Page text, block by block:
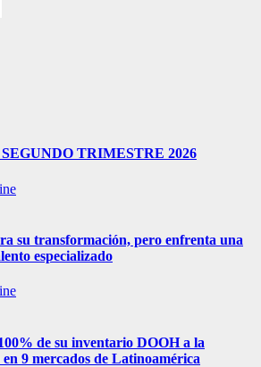
TRIMESTRE 2026
su transformación, pero enfrenta una
especializado
de su inventario DOOH a la
9 mercados de Latinoamérica